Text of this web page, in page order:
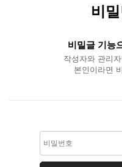
비
비밀글 기능
작성자와 관리
본인이라면